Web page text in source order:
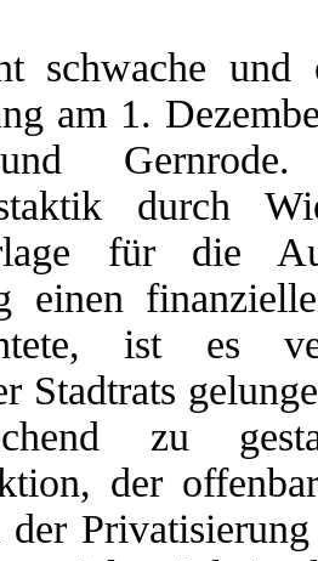
schwache und
am 1.
durch
für die
einen
ist es
Stadtrats
zu
der
der